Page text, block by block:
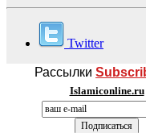
Twitter
Рассылки
Islamiconline.ru